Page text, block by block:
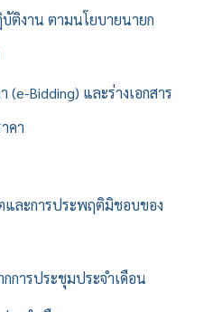
ติงาน ตามนโยบายนายก
(e-Bidding) และร่างเอกสาร
คา
และการประพฤติมิชอบของ
การประชุมประจำเดือน